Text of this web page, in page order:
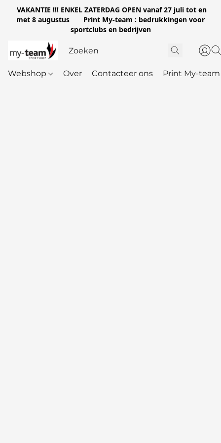
VAKANTIE !!! ENKEL ZATERDAG OPEN vanaf 27 juli tot en
met 8 augustus Print My-team : bedrukkingen voor
sportclubs en bedrijven
Webshop Over Contacteer ons Print My-team